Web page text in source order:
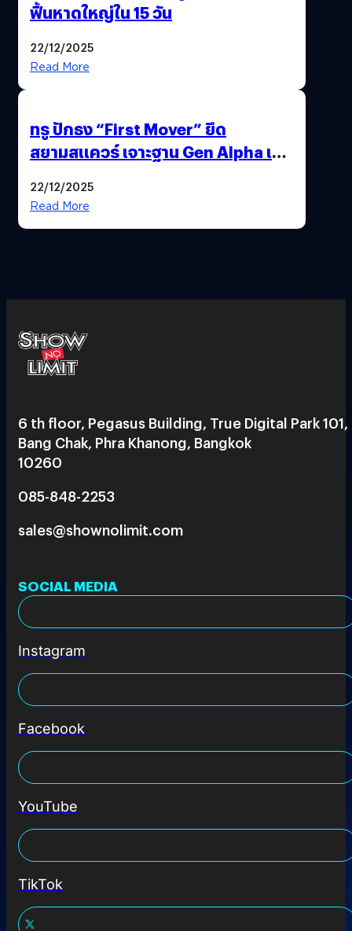
ฟื้นหาดใหญ่ใน 15 วัน
22/12/2025
Read More
ทรู ปักธง “First Mover” ยึด
สยามสแควร์ เจาะฐาน Gen Alpha เมื่อ
ยุคถัดไป
22/12/2025
Read More
6 th floor, Pegasus Building, True Digital Park 101,
Bang Chak, Phra Khanong, Bangkok
10260
085-848-2253
sales@shownolimit.com
SOCIAL MEDIA
Instagram
Facebook
YouTube
TikTok